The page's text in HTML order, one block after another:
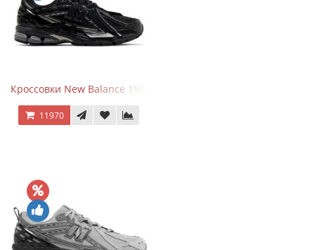
Кроссовки New Balance 1906A Black Silver
11970